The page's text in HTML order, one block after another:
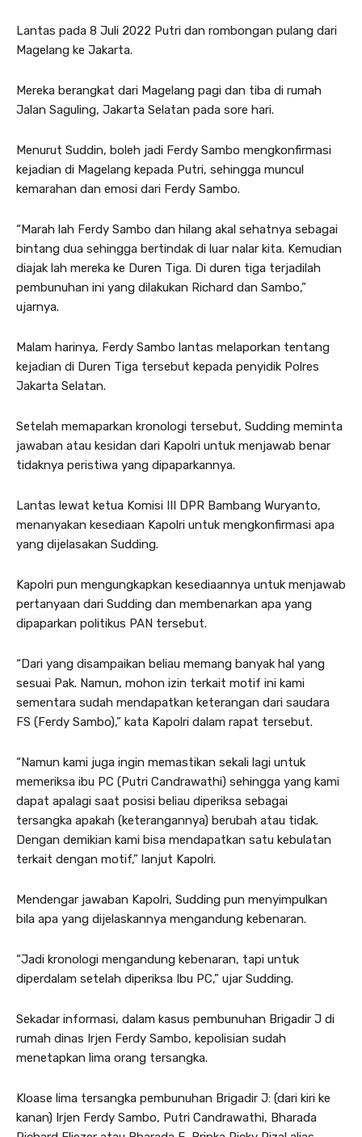
Lantas pada 8 Juli 2022 Putri dan rombongan pulang dari
Magelang ke Jakarta.
Mereka berangkat dari Magelang pagi dan tiba di rumah
Jalan Saguling, Jakarta Selatan pada sore hari.
Menurut Suddin, boleh jadi Ferdy Sambo mengkonfirmasi
kejadian di Magelang kepada Putri, sehingga muncul
kemarahan dan emosi dari Ferdy Sambo.
“Marah lah Ferdy Sambo dan hilang akal sehatnya sebagai
bintang dua sehingga bertindak di luar nalar kita. Kemudian
diajak lah mereka ke Duren Tiga. Di duren tiga terjadilah
pembunuhan ini yang dilakukan Richard dan Sambo,”
ujarnya.
Malam harinya, Ferdy Sambo lantas melaporkan tentang
kejadian di Duren Tiga tersebut kepada penyidik Polres
Jakarta Selatan.
Setelah memaparkan kronologi tersebut, Sudding meminta
jawaban atau kesidan dari Kapolri untuk menjawab benar
tidaknya peristiwa yang dipaparkannya.
Lantas lewat ketua Komisi III DPR Bambang Wuryanto,
menanyakan kesediaan Kapolri untuk mengkonfirmasi apa
yang dijelasakan Sudding.
Kapolri pun mengungkapkan kesediaannya untuk menjawab
pertanyaan dari Sudding dan membenarkan apa yang
dipaparkan politikus PAN tersebut.
“Dari yang disampaikan beliau memang banyak hal yang
sesuai Pak. Namun, mohon izin terkait motif ini kami
sementara sudah mendapatkan keterangan dari saudara
FS (Ferdy Sambo),” kata Kapolri dalam rapat tersebut.
“Namun kami juga ingin memastikan sekali lagi untuk
memeriksa ibu PC (Putri Candrawathi) sehingga yang kami
dapat apalagi saat posisi beliau diperiksa sebagai
tersangka apakah (keterangannya) berubah atau tidak.
Dengan demikian kami bisa mendapatkan satu kebulatan
terkait dengan motif,” lanjut Kapolri.
Mendengar jawaban Kapolri, Sudding pun menyimpulkan
bila apa yang dijelaskannya mengandung kebenaran.
“Jadi kronologi mengandung kebenaran, tapi untuk
diperdalam setelah diperiksa Ibu PC,” ujar Sudding.
Sekadar informasi, dalam kasus pembunuhan Brigadir J di
rumah dinas Irjen Ferdy Sambo, kepolisian sudah
menetapkan lima orang tersangka.
Kloase lima tersangka pembunuhan Brigadir J: (dari kiri ke
kanan) Irjen Ferdy Sambo, Putri Candrawathi, Bharada